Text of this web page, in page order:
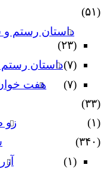
(۵۱)
داستان رستم
(۲۳)
داستان رستم
(۷)
هفت
(۷)
(۳۳)
زو
(۱)
(۳۴۰)
(۱)